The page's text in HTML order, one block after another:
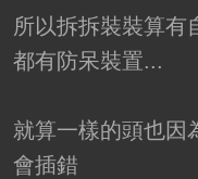
所以拆拆裝裝算有
都有防呆裝置...
就算一樣的頭也因
會插錯